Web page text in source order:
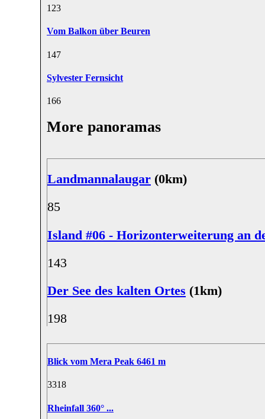
123
Vom Balkon über Beuren
147
Sylvester Fernsicht
166
More panoramas
Landmannalaugar (0km)
85
Island #06 - Horizonterweiterung an
143
Der See des kalten Ortes (1km)
198
Blick vom Mera Peak 6461 m
3318
Rheinfall 360° ...